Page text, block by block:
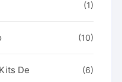
(1)
(10)
De
(6)